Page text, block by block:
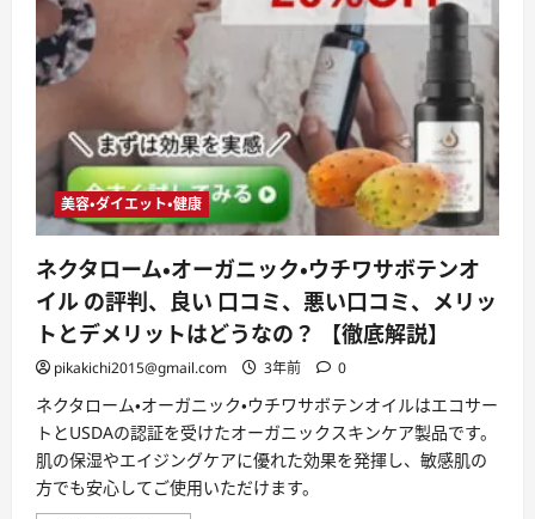
説】
評
判、
い
口
コ
ミ、
悪
い
口
コ
ミ、
メ
リ
ッ
ト
と
デ
メ
ッ
に
つ
い
て
さ
ら
美容・ダイエット・健康
ネクタローム・オーガニック・ウチワサボテンオ
イル の評判、良い 口コミ、悪い口コミ、メリッ
トとデメリットはどうなの？ 【徹底解説】
pikakichi2015@gmail.com 3年前 0
ネクタローム・オーガニック・ウチワサボテンオイルはエコサー
トとUSDAの認証を受けたオーガニックスキンケア製品です。
肌の保湿やエイジングケアに優れた効果を発揮し、敏感肌の
方でも安心してご使用いただけます。